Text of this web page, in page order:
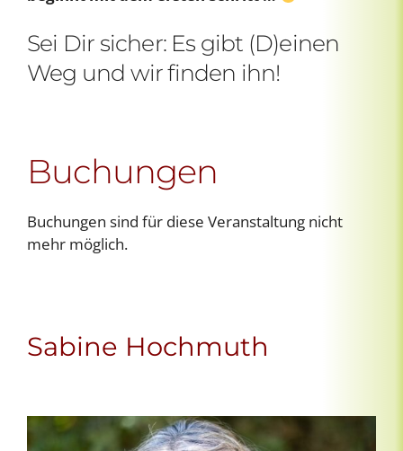
Sei Dir sicher: Es gibt (D)einen
Weg und wir finden ihn!
Buchungen
Buchungen sind für diese Veranstaltung nicht
mehr möglich.
Sabine Hochmuth